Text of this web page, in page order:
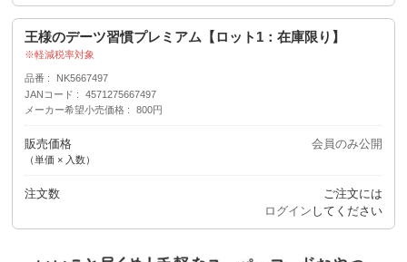
王様のデーツ習慣プレミアム【ロット1：在庫限り】
軽減税率対象
品番
NK5667497
JANコード
4571275667497
メーカー希望小売価格
800円
販売価格
（単価 × 入数）
会員のみ公開
注文数
ご注文には
ログイン してください